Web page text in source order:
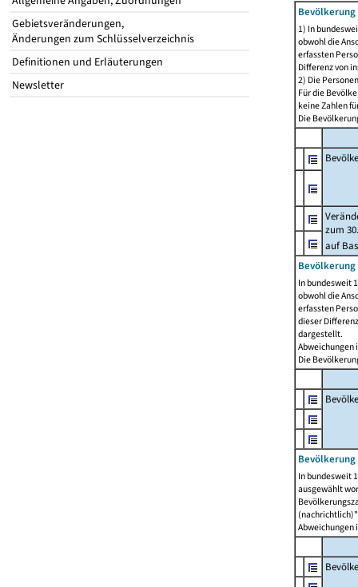
Gebietsveränderungen,
Änderungen zum Schlüsselverzeichnis
Definitionen und Erläuterungen
Newsletter
1) In
obwohl die
erfassten
Differenz von
2) Die
Für die
keine Zahlen
Die
zum
auf
Bevölkerung
In bundesweit
obwohl die
erfassten
dieser
dargestellt.
Abweichungen
Die
In bundesweit
ausgewählt
Abweichungen